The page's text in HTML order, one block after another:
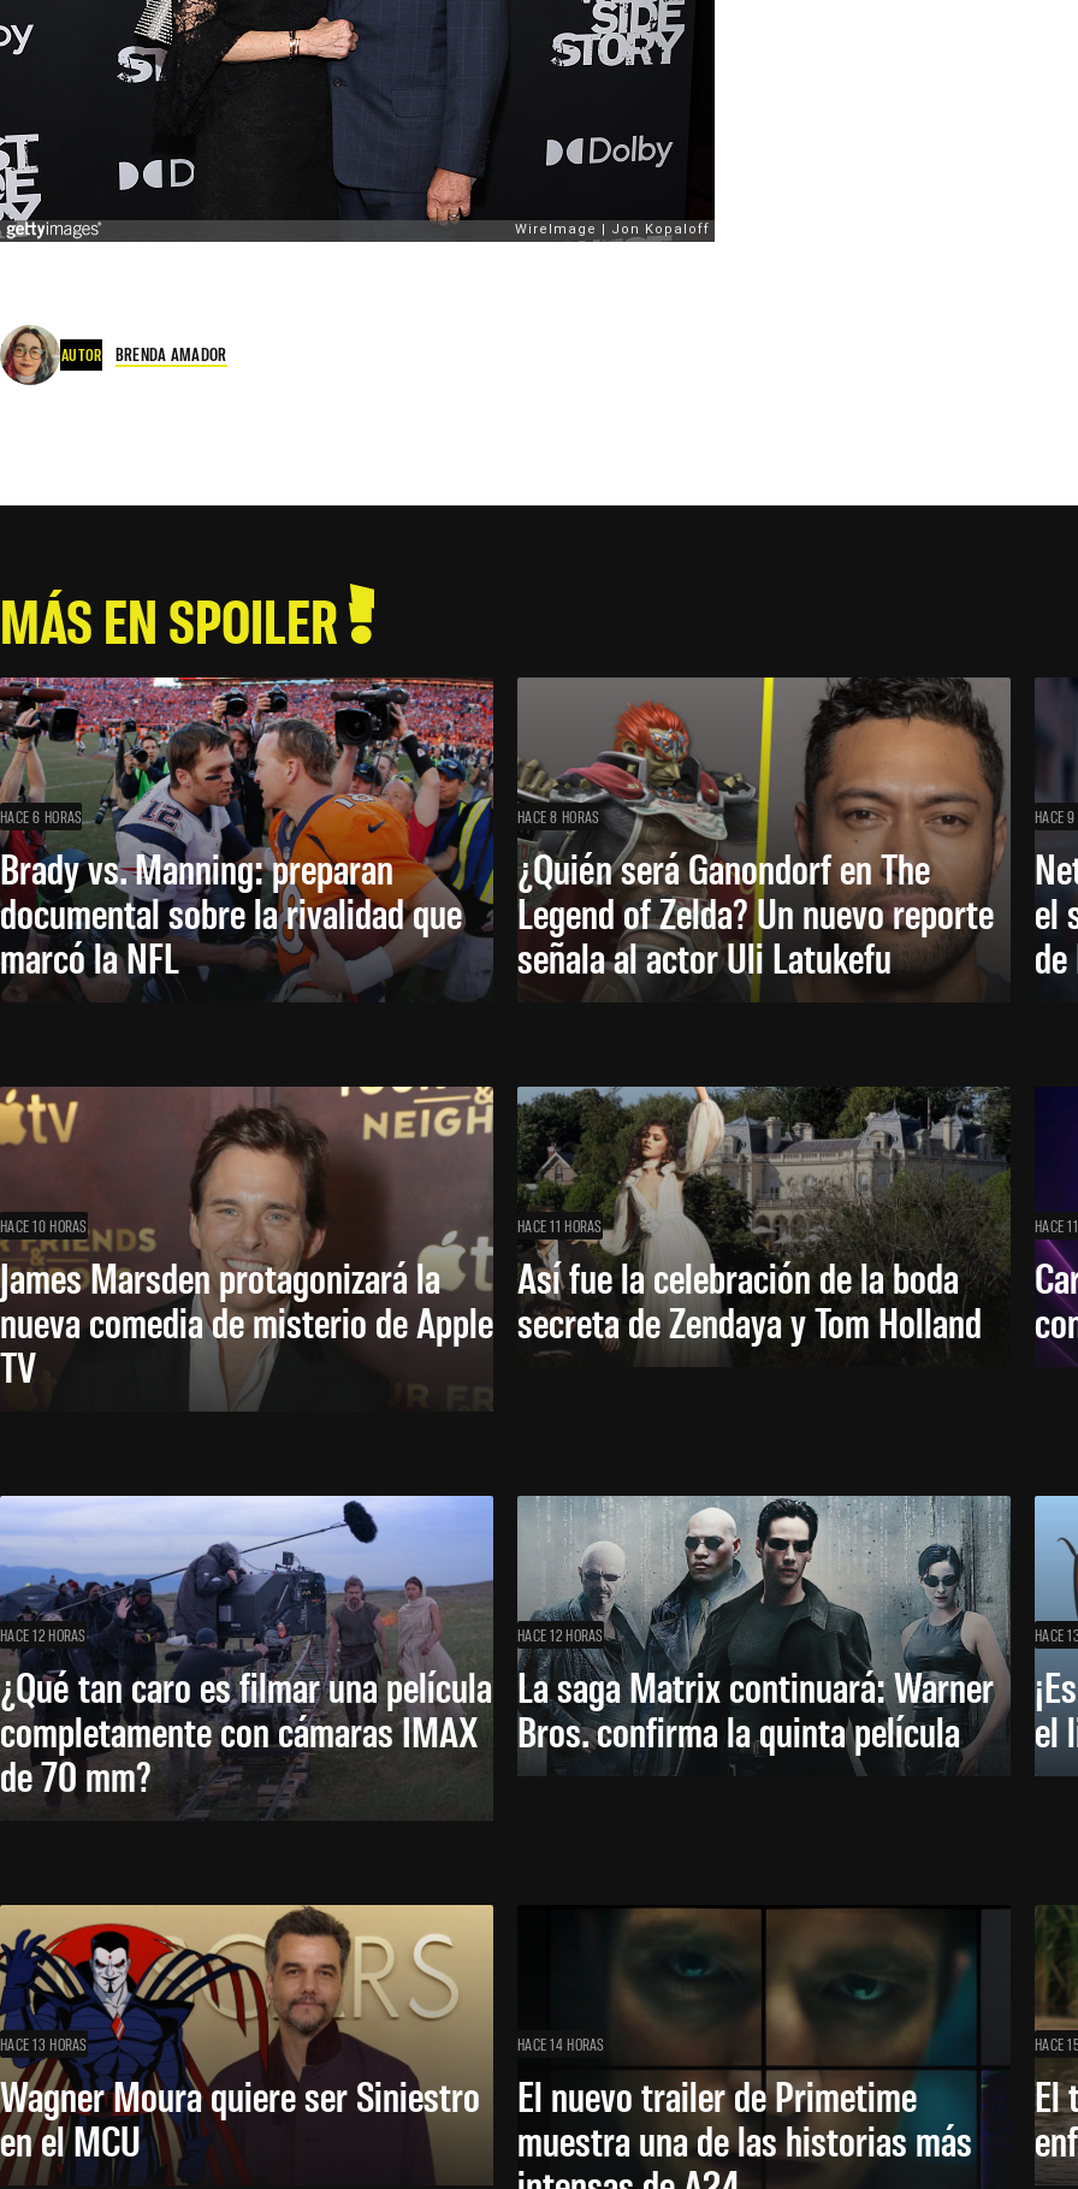
AUTOR BRENDA AMADOR
MÁS EN SPOILER
HACE 6 HORAS
Brady vs. Manning: preparan
documental sobre la rivalidad que
marcó la NFL
HACE 8 HORAS
¿Quién será Ganondorf en The
Legend of Zelda? Un nuevo reporte
señala al actor Uli Latukefu
HACE
el
HACE 10 HORAS
James Marsden protagonizará la
nueva comedia de misterio de Apple
TV
HACE 11 HORAS
Así fue la celebración de la boda
secreta de Zendaya y Tom Holland
HACE
HACE 12 HORAS
¿Qué tan caro es filmar una película
completamente con cámaras IMAX
de 70 mm?
HACE 12 HORAS
La saga Matrix continuará: Warner
Bros. confirma la quinta película
HACE
el
HACE 13 HORAS
Wagner Moura quiere ser Siniestro
en el MCU
HACE 14 HORAS
El nuevo trailer de Primetime
muestra una de las historias más
HACE
El